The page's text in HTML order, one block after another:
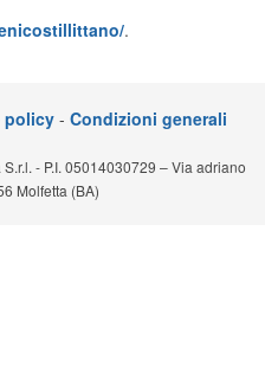
cloud
.
policy- Condizioni generali
- P.I. 05014030729 – Via adriano
Molfetta (BA)